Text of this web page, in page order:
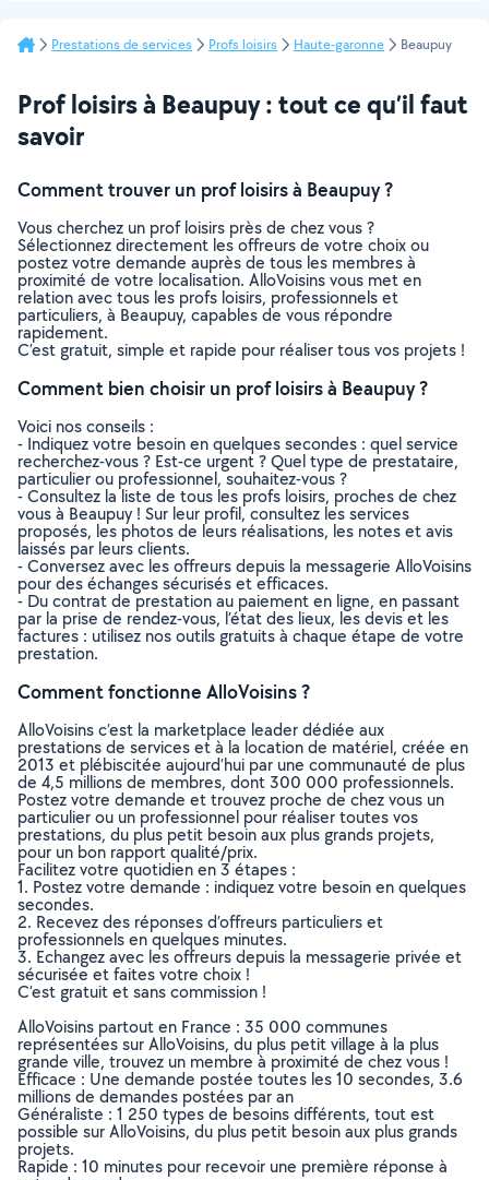
Prestations de services Profs loisirs Haute-garonne Beaupuy
Prof loisirs à Beaupuy : tout ce qu’il faut
savoir
Comment trouver un prof loisirs à Beaupuy ?
Vous cherchez un prof loisirs près de chez vous ?
Sélectionnez directement les offreurs de votre choix ou
postez votre demande auprès de tous les membres à
proximité de votre localisation. AlloVoisins vous met en
relation avec tous les profs loisirs, professionnels et
particuliers, à Beaupuy, capables de vous répondre
rapidement.
C’est gratuit, simple et rapide pour réaliser tous vos projets !
Comment bien choisir un prof loisirs à Beaupuy ?
Voici nos conseils :
- Indiquez votre besoin en quelques secondes : quel service
recherchez-vous ? Est-ce urgent ? Quel type de prestataire,
particulier ou professionnel, souhaitez-vous ?
- Consultez la liste de tous les profs loisirs, proches de chez
vous à Beaupuy ! Sur leur profil, consultez les services
proposés, les photos de leurs réalisations, les notes et avis
laissés par leurs clients.
- Conversez avec les offreurs depuis la messagerie AlloVoisins
pour des échanges sécurisés et efficaces.
- Du contrat de prestation au paiement en ligne, en passant
par la prise de rendez-vous, l’état des lieux, les devis et les
factures : utilisez nos outils gratuits à chaque étape de votre
prestation.
Comment fonctionne AlloVoisins ?
AlloVoisins c’est la marketplace leader dédiée aux
prestations de services et à la location de matériel, créée en
2013 et plébiscitée aujourd’hui par une communauté de plus
de 4,5 millions de membres, dont 300 000 professionnels.
Postez votre demande et trouvez proche de chez vous un
particulier ou un professionnel pour réaliser toutes vos
prestations, du plus petit besoin aux plus grands projets,
pour un bon rapport qualité/prix.
Facilitez votre quotidien en 3 étapes :
1. Postez votre demande : indiquez votre besoin en quelques
secondes.
2. Recevez des réponses d’offreurs particuliers et
professionnels en quelques minutes.
3. Echangez avec les offreurs depuis la messagerie privée et
sécurisée et faites votre choix !
C’est gratuit et sans commission !
AlloVoisins partout en France : 35 000 communes
représentées sur AlloVoisins, du plus petit village à la plus
grande ville, trouvez un membre à proximité de chez vous !
Efficace : Une demande postée toutes les 10 secondes, 3.6
millions de demandes postées par an
Généraliste : 1 250 types de besoins différents, tout est
possible sur AlloVoisins, du plus petit besoin aux plus grands
projets.
Rapide : 10 minutes pour recevoir une première réponse à